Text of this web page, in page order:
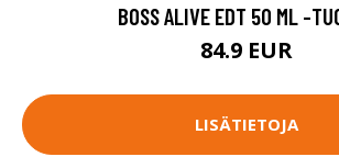
BOSS ALIVE EDT 50 ML -
84.9 EUR
LISÄTIETOJA